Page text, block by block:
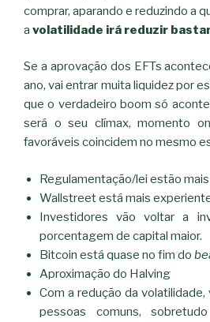
comprar, aparando e reduzindo a
a volatilidade irá reduzir
Se a aprovação dos EFTs
ano, vai entrar muita liquidez por
que o verdadeiro boom só
será o seu clímax, momento
favoráveis coincidem no mesmo
Regulamentação/lei estão
Wallstreet está mais
Investidores vão voltar a
porcentagem de capital maior.
Bitcoin está quase no fim do
Aproximação do Halving
Com a redução da volatilidade,
pessoas comuns,